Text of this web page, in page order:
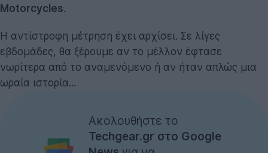
Motorcycles.
Η αντίστροφη μέτρηση έχει αρχίσει. Σε λίγες
εβδομάδες, θα ξέρουμε αν το μέλλον έφτασε
νωρίτερα από το αναμενόμενο ή αν ήταν απλώς μια
ωραία ιστορία...
Ακολουθήστε το
Techgear.gr στο Google